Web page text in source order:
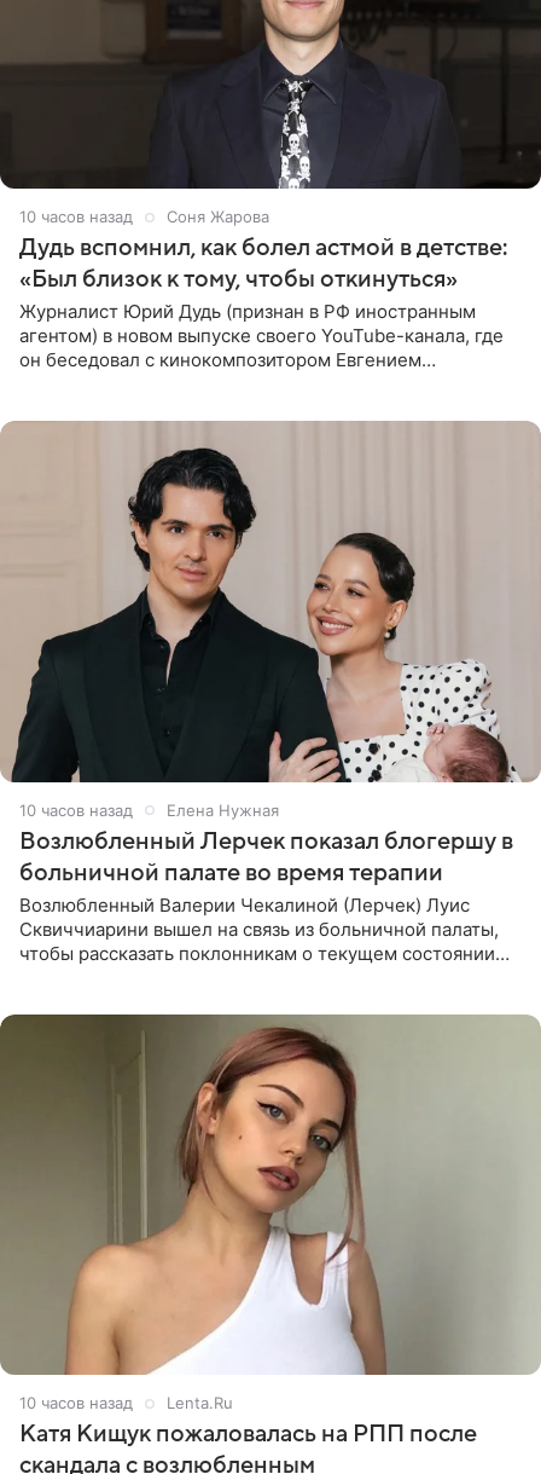
10 часов назад Соня Жарова
Дудь вспомнил, как болел астмой в детстве:
«Был близок к тому, чтобы откинуться»
Журналист Юрий Дудь (признан в РФ иностранным
агентом) в новом выпуске своего YouTube-канала, где
он беседовал с кинокомпозитором Евгением
10 часов назад Елена Нужная
Возлюбленный Лерчек показал блогершу в
больничной палате во время терапии
Возлюбленный Валерии Чекалиной (Лерчек) Луис
Сквиччиарини вышел на связь из больничной палаты,
чтобы рассказать поклонникам о текущем состоянии
10 часов назад Lenta.Ru
Катя Кищук пожаловалась на РПП после
скандала с возлюбленным